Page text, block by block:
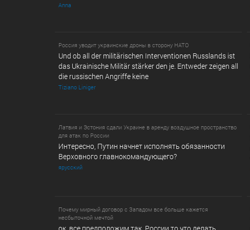
Anna
Россия уводит украинские дроны в сторону НАТО
Und ob all der militärischen Interventionen Russlands ist
das Ukrainische Militär stärker den je. Entweder zeigen all
die russischen Angriffe keine
Tiziano Liniger
Латвия и Эстония сдали Украине в аренду воздушное пространство
для атак по России
Интересно, Путин начнет исполнять обязанности
Верховного главнокомандующего?
ярусский
Почему мирный договор с Западом все больше кажется
несбыточной мечтой